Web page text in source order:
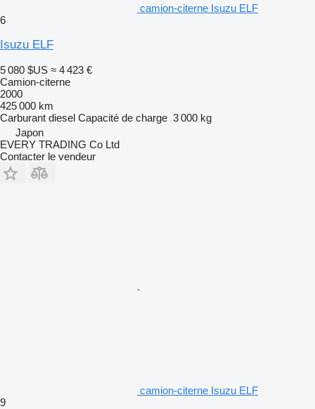
camion-citerne Isuzu ELF
6
Isuzu ELF
5 080 $US ≈ 4 423 €
Camion-citerne
2000
425 000 km
Carburant diesel Capacité de charge 3 000 kg
Japon
EVERY TRADING Co Ltd
Contacter le vendeur
camion-citerne Isuzu ELF
9